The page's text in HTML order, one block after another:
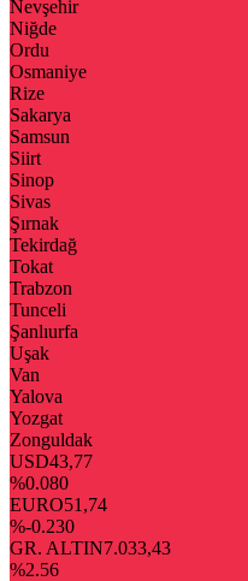
Nevşehir
Niğde
Ordu
Osmaniye
Rize
Sakarya
Samsun
Siirt
Sinop
Sivas
Şırnak
Tekirdağ
Tokat
Trabzon
Tunceli
Şanlıurfa
Uşak
Van
Yalova
Yozgat
Zonguldak
USD43,77
%0.080
EURO51,74
%-0.230
GR. ALTIN7.033,43
%2.56